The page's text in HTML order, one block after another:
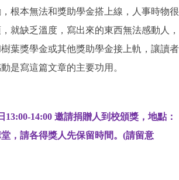
根本無法和獎助學金搭上線，人事時物很
就缺乏溫度，寫出來的東西無法感動人，
葉獎學金或其他獎助學金接上軌，讓讀者
是寫這篇文章的主要功用。
13:00-14:00 邀請捐贈人到校頒獎，地點：
，請各得獎人先保留時間。(請留意